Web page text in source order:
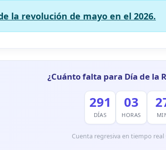
la revolución de mayo en el 2026.
¿Cuánto falta para Día de la
291
DÍAS
03
HORAS
Cuenta regresiva en tiempo real